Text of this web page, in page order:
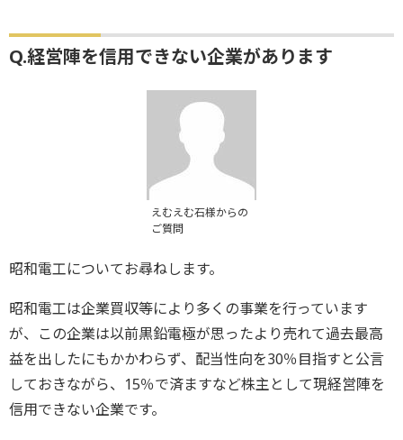
Q.経営陣を信用できない企業があります
えむえむ石様からの
ご質問
昭和電工についてお尋ねします。
昭和電工は企業買収等により多くの事業を行っています
が、この企業は以前黒鉛電極が思ったより売れて過去最高
益を出したにもかかわらず、配当性向を30％目指すと公言
しておきながら、15％で済ますなど株主として現経営陣を
信用できない企業です。